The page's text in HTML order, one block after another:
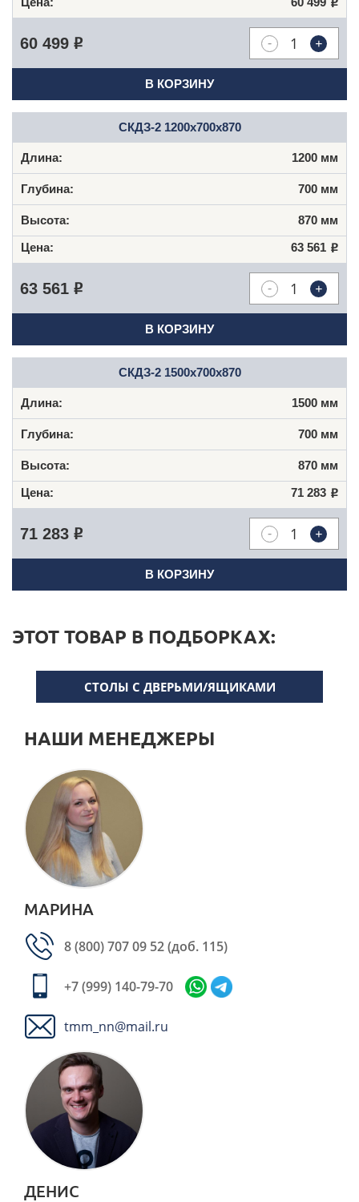
Р
- +
60 499 Р
В КОРЗИНУ
СКДЗ-2 1200x700x870
1200 мм
700 мм
870 мм
63 561 Р
- +
63 561 Р
В КОРЗИНУ
СКДЗ-2 1500x700x870
1500 мм
700 мм
870 мм
71 283 Р
- +
71 283 Р
В КОРЗИНУ
ЭТОТ ТОВАР В ПОДБОРКАХ:
СТОЛЫ С ДВЕРЬМИ/ЯЩИКАМИ
НАШИ МЕНЕДЖЕРЫ
МАРИНА
8 (800) 707 09 52(доб. 115)
+7 (999) 140-79-70
tmm_nn@mail.ru
ДЕНИС